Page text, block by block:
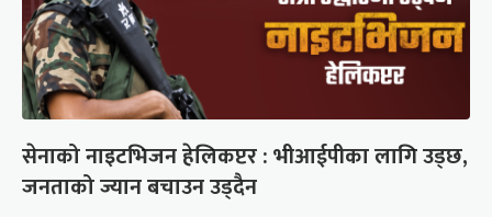
सेनाको नाइटभिजन हेलिकप्टर : भीआईपीका लागि उड्छ,
जनताको ज्यान बचाउन उड्दैन